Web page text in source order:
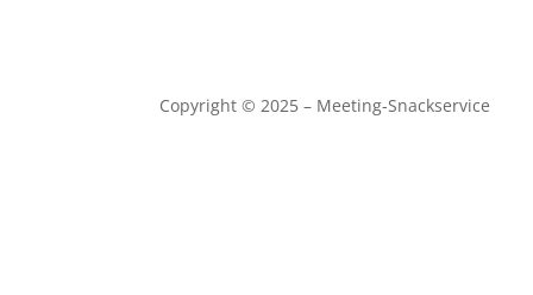
Copyright © 2025 – Meeting-Snackservice